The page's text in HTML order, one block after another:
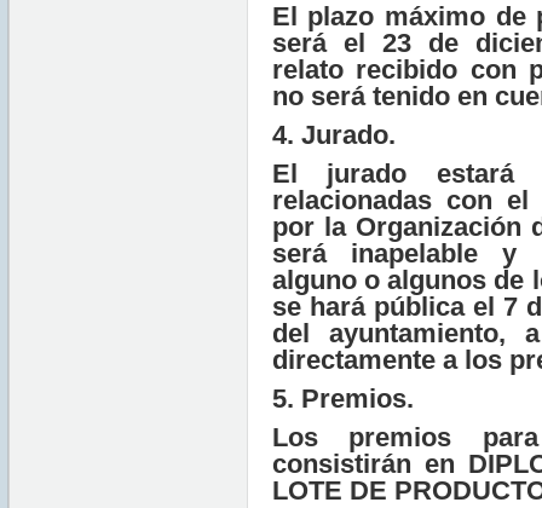
El plazo máximo de
será el 23 de
relato recibido con
no será tenido en
4. Jurado.
El jurado estará
relacionadas con
por la Organización
será inapelable y
alguno o algunos de
se hará pública el 7
del ayuntamiento,
directamente a los
5. Premios.
Los premios
consistirán en
LOTE DE